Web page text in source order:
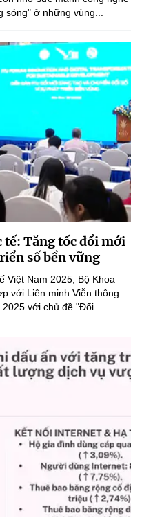
ở những vùng...
tế: Tăng tốc đổi mới
số bền vững
Việt Nam 2025, Bộ Khoa
với Liên minh Viễn thông
với chủ đề "Đổi...